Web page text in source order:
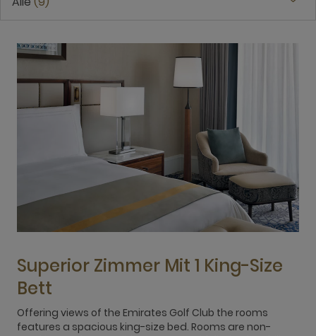
Superior Zimmer Mit 1 King-Size
Bett
Offering views of the Emirates Golf Club the rooms
features a spacious king-size bed. Rooms are non-